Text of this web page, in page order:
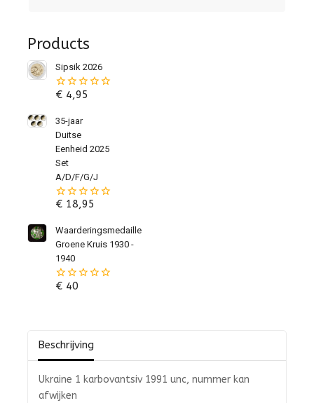
Products
Sipsik 2026
0
de
€4,95
35-jaar
Duitse
Eenheid 2025
Set
A/D/F/G/J
0
de
5
€18,95
Waarderingsmedaille
Groene Kruis 1930 -
1940
0
€40
Beschrijving
Ukraine 1 karbovantsiv 1991 unc, nummer kan
afwijken